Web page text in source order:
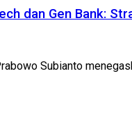
dan Gen Bank:
Subianto